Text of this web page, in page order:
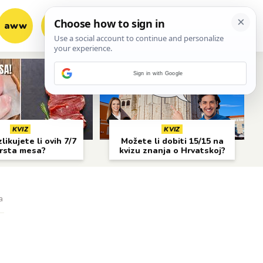
aww vrh! woot?!
KVIZ
li ovih 7/7
mesa?
KVIZ
Možete li dobiti 15/15 na
kvizu znanja o Hrvatskoj?
Sign in with Google